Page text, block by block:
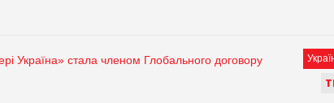
Т
Україна» стала членом Глобального договору